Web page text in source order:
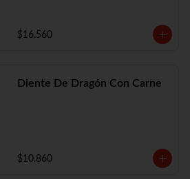
$16.560
Diente De Dragón Con Carne
$10.860